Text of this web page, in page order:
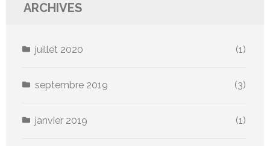
ARCHIVES
juillet 2020 (1)
septembre 2019 (3)
janvier 2019 (1)